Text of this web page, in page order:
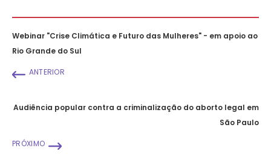
Webinar "Crise Climática e Futuro das Mulheres" - em apoio ao
Rio Grande do Sul
ANTERIOR
Audiência popular contra a criminalização do aborto legal em
São Paulo
PRÓXIMO